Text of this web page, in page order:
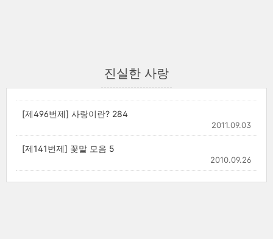
진실한 사랑
[제496번제] 사랑이란? 284
2011.09.03
[제141번제] 꽃말 모음 5
2010.09.26